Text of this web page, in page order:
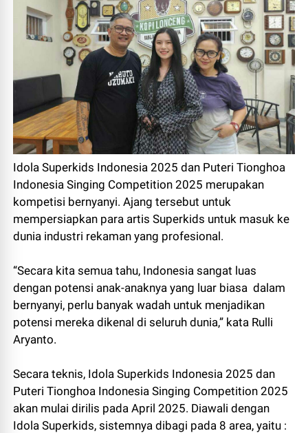
Idola Superkids Indonesia 2025 dan Puteri Tionghoa
Indonesia Singing Competition 2025 merupakan
kompetisi bernyanyi. Ajang tersebut untuk
mempersiapkan para artis Superkids untuk masuk ke
dunia industri rekaman yang profesional.
“Secara kita semua tahu, Indonesia sangat luas
dengan potensi anak-anaknya yang luar biasa dalam
bernyanyi, perlu banyak wadah untuk menjadikan
potensi mereka dikenal di seluruh dunia,” kata Rulli
Aryanto.
Secara teknis, Idola Superkids Indonesia 2025 dan
Puteri Tionghoa Indonesia Singing Competition 2025
akan mulai dirilis pada April 2025. Diawali dengan
Idola Superkids, sistemnya dibagi pada 8 area, yaitu :